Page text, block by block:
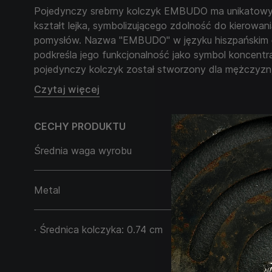
Pojedynczy srebrny kolczyk EMBUDO ma
kształt lejka, symbolizującego zdolność do
pomysłów. Nazwa "EMBUDO" w języku
podkreśla jego funkcjonalność jako symbol
pojedynczy kolczyk został stworzony dla
oryginalność i chcą wyrazić swoją kreatywność
"EMBUDO" idealnie pasuje dla tych, którzy chcą
świata i skupić się na ważnych aspektach swojego
doda stylu, ale również stanie się metaforą
poruszania się w świecie pomysłów.
Czytaj więcej
CECHY PRODUKTU
Średnia waga wyrobu
1,30 g
Metal Srebro 925
· Średnica kolczyka: 0.74 cm